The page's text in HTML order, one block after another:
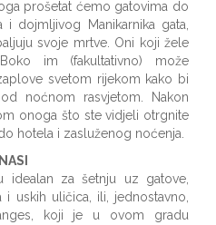
prošetat ćemo gatovima do
dojmljivog Manikarnika gata,
svoje mrtve. Oni koji žele
im (fakultativno) može
svetom rijekom kako bi
noćnom rasvjetom. Nakon
onoga što ste vidjeli otrgnite
hotela i zasluženog noćenja.
idealan za šetnju uz gatove,
i uskih uličica, ili, jednostavno,
koji je u ovom gradu